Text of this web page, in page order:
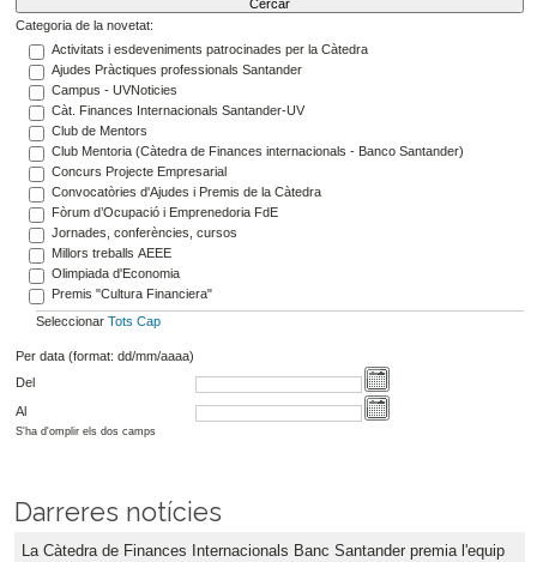
Categoria de la novetat:
Activitats i esdeveniments patrocinades per la Càtedra
Ajudes Pràctiques professionals Santander
Campus - UVNoticies
Càt. Finances Internacionals Santander-UV
Club de Mentors
Club Mentoria (Càtedra de Finances internacionals - Banco Santander)
Concurs Projecte Empresarial
Convocatòries d'Ajudes i Premis de la Càtedra
Fòrum d’Ocupació i Emprenedoria FdE
Jornades, conferències, cursos
Millors treballs AEEE
Olimpiada d'Economia
Premis "Cultura Financiera"
Seleccionar Tots Cap
Per data (format: dd/mm/aaaa)
Del
Al
S'ha d'omplir els dos camps
Darreres notícies
La Càtedra de Finances Internacionals Banc Santander premia l'equip